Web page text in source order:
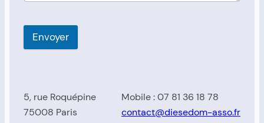
Envoyer
5, rue Roquépine
75008 Paris
Mobile : 07 81 36 18 78
contact@diesedom-asso.fr